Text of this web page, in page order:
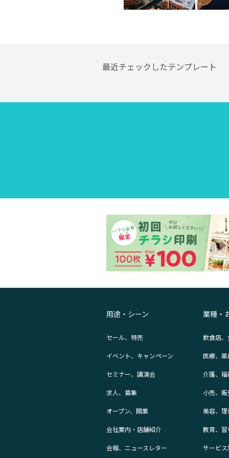
最近チェックしたテンプレート
用途・シーン
セール、特売
イベント、キャンペーン
セミナー、講演会
求人、募集
オープン、開業
会社案内・店舗紹介
会報、ニュースレター
業種・
飲食店、
医療、薬
介護、福
小売、販
美容、理
教育、習
サービス